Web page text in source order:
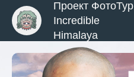
Проект ФотоТур
Incredible
Himalaya